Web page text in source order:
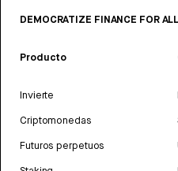
DEMOCRATIZE FINANCE FOR
Producto
Invierte
Criptomonedas
Futuros perpetuos